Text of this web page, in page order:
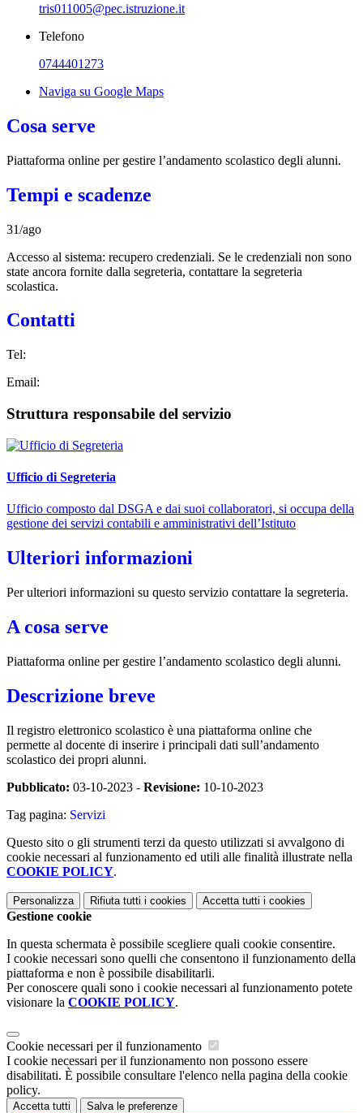
tris011005@pec.istruzione.it
Telefono
0744401273
Naviga su Google Maps
Cosa serve
Piattaforma online per gestire l’andamento scolastico degli alunni.
Tempi e scadenze
31/ago
Accesso al sistema: recupero credenziali. Se le credenziali non sono
state ancora fornite dalla segreteria, contattare la segreteria
scolastica.
Contatti
Tel:
Email:
Struttura responsabile del servizio
Ufficio di Segreteria
Ufficio composto dal DSGA e dai suoi collaboratori, si occupa della
gestione dei servizi contabili e amministrativi dell’Istituto
Ulteriori informazioni
Per ulteriori informazioni su questo servizio contattare la segreteria.
A cosa serve
Piattaforma online per gestire l’andamento scolastico degli alunni.
Descrizione breve
Il registro elettronico scolastico è una piattaforma online che
permette al docente di inserire i principali dati sull’andamento
scolastico dei propri alunni.
Pubblicato: 03-10-2023 - Revisione: 10-10-2023
Tag pagina: Servizi
Questo sito o gli strumenti terzi da questo utilizzati si avvalgono di
cookie necessari al funzionamento ed utili alle finalità illustrate nella
COOKIE POLICY.
Personalizza Rifiuta tutti i cookies Accetta tutti i cookies
Gestione cookie
In questa schermata è possibile scegliere quali cookie consentire.
I cookie necessari sono quelli che consentono il funzionamento della
piattaforma e non è possibile disabilitarli.
Per conoscere quali sono i cookie necessari al funzionamento potete
visionare la COOKIE POLICY.
Cookie necessari per il funzionamento
I cookie necessari per il funzionamento non possono essere
disabilitati. È possibile consultare l'elenco nella pagina della cookie
policy.
Accetta tutti Salva le preferenze